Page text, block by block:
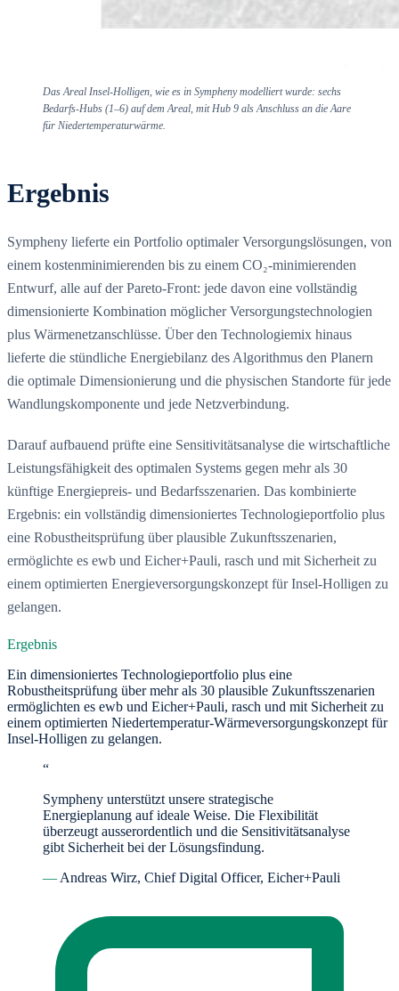
Das Areal Insel-Holligen, wie es in Sympheny modelliert wurde: sechs
Bedarfs-Hubs (1–6) auf dem Areal, mit Hub 9 als Anschluss an die Aare
für Niedertemperaturwärme.
Ergebnis
Sympheny lieferte ein Portfolio optimaler Versorgungslösungen, von
einem kostenminimierenden bis zu einem CO₂-minimierenden
Entwurf, alle auf der Pareto-Front: jede davon eine vollständig
dimensionierte Kombination möglicher Versorgungstechnologien
plus Wärmenetzanschlüsse. Über den Technologiemix hinaus
lieferte die stündliche Energiebilanz des Algorithmus den Planern
die optimale Dimensionierung und die physischen Standorte für jede
Wandlungskomponente und jede Netzverbindung.
Darauf aufbauend prüfte eine Sensitivitätsanalyse die wirtschaftliche
Leistungsfähigkeit des optimalen Systems gegen mehr als 30
künftige Energiepreis- und Bedarfsszenarien. Das kombinierte
Ergebnis: ein vollständig dimensioniertes Technologieportfolio plus
eine Robustheitsprüfung über plausible Zukunftsszenarien,
ermöglichte es ewb und Eicher+Pauli, rasch und mit Sicherheit zu
einem optimierten Energieversorgungskonzept für Insel-Holligen zu
gelangen.
Ergebnis
Ein dimensioniertes Technologieportfolio plus eine
Robustheitsprüfung über mehr als 30 plausible Zukunftsszenarien
ermöglichten es ewb und Eicher+Pauli, rasch und mit Sicherheit zu
einem optimierten Niedertemperatur-Wärmeversorgungskonzept für
Insel-Holligen zu gelangen.
“
Sympheny unterstützt unsere strategische
Energieplanung auf ideale Weise. Die Flexibilität
überzeugt ausserordentlich und die Sensitivitätsanalyse
gibt Sicherheit bei der Lösungsfindung.
— Andreas Wirz, Chief Digital Officer, Eicher+Pauli